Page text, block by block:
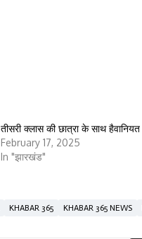
तीसरी क्लास की छात्रा के साथ हैवानियत
February 17, 2025
In "झारखंड"
KHABAR 365 KHABAR 365 NEWS